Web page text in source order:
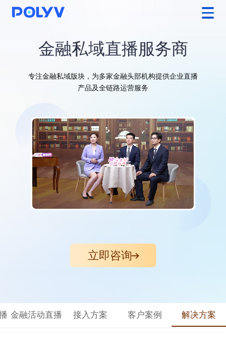
金融私域直播服务商
专注金融私域版块，为多家金融头部机构提供企业直播
产品及全链路运营服务
立即咨询
金融活动直播 接入方案 客户案例 解决方案